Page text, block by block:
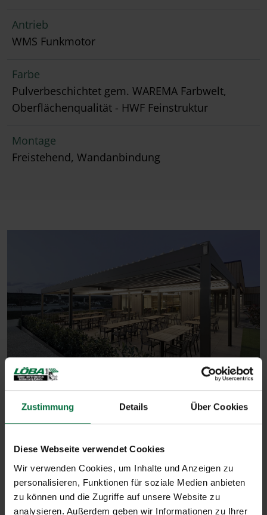
Zustimmung Details Über Cookies
Diese Webseite verwendet Cookies
Wir verwenden Cookies, um Inhalte und Anzeigen zu
personalisieren, Funktionen für soziale Medien anbieten
zu können und die Zugriffe auf unsere Website zu
analysieren. Außerdem geben wir Informationen zu Ihrer
Antrieb
WMS Funkmotor
Farbe
Pulverbeschichtet gem. WAREMA Farbwelt,
Oberflächenqualität - HWF Feinstruktur
Montage
Freistehend, Wandanbindung
Lamellendächer bieten flexiblen
angenehme Wohlfühlatmosphäre im
Freien.